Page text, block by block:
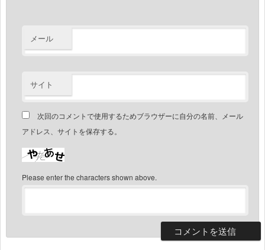
メール
サイト
次回のコメントで使用するためブラウザーに自分の名前、メール
アドレス、サイトを保存する。
Please enter the characters shown above.